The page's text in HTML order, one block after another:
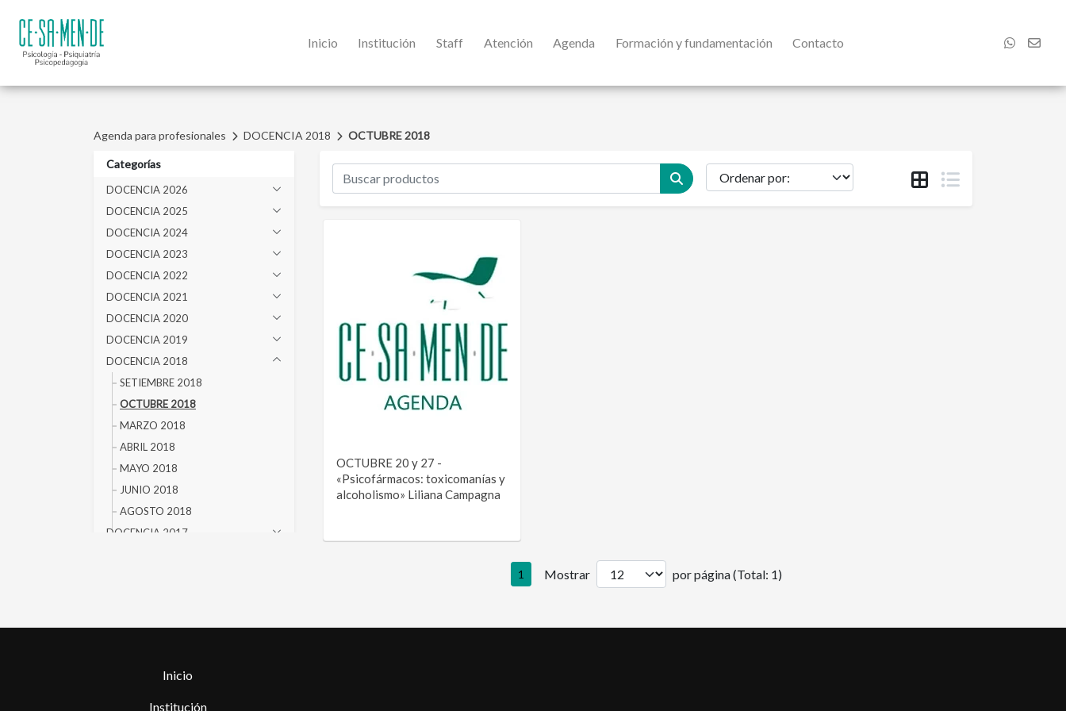
Inicio Institución Staff Atención Agenda Formación y fundamentación Contacto
Agenda para profesionales DOCENCIA 2018 OCTUBRE 2018
Categorías
DOCENCIA 2026
DOCENCIA 2025
DOCENCIA 2024
DOCENCIA 2023
DOCENCIA 2022
DOCENCIA 2021
DOCENCIA 2020
DOCENCIA 2019
DOCENCIA 2018
SETIEMBRE 2018
OCTUBRE 2018
MARZO 2018
ABRIL 2018
MAYO 2018
JUNIO 2018
AGOSTO 2018
DOCENCIA 2017
DOCENCIA 2010
DOCENCIA 2009
OCTUBRE 20 y 27 -
«Psicofármacos: toxicomanías y
alcoholismo» Liliana Campagna
1 Mostrar por página (Total: 1)
Inicio
Institución